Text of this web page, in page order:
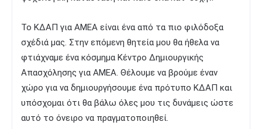
Το ΚΔΑΠ για ΑΜΕΑ είναι ένα από τα πιο φιλόδοξα
σχέδιά μας. Στην επόμενη θητεία μου θα ήθελα να
φτιάχναμε ένα κόσμημα Κέντρο Δημιουργικής
Απασχόλησης για ΑΜΕΑ. Θέλουμε να βρούμε έναν
χώρο για να δημιουργήσουμε ένα πρότυπο ΚΔΑΠ και
υπόσχομαι ότι θα βάλω όλες μου τις δυνάμεις ώστε
αυτό το όνειρο να πραγματοποιηθεί.